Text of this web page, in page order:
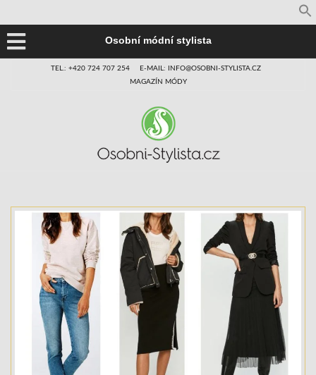
Osobní módní stylista
TEL.: +420 724 707 254
E-MAIL: INFO@OSOBNI-STYLISTA.CZ
MAGAZÍN MÓDY